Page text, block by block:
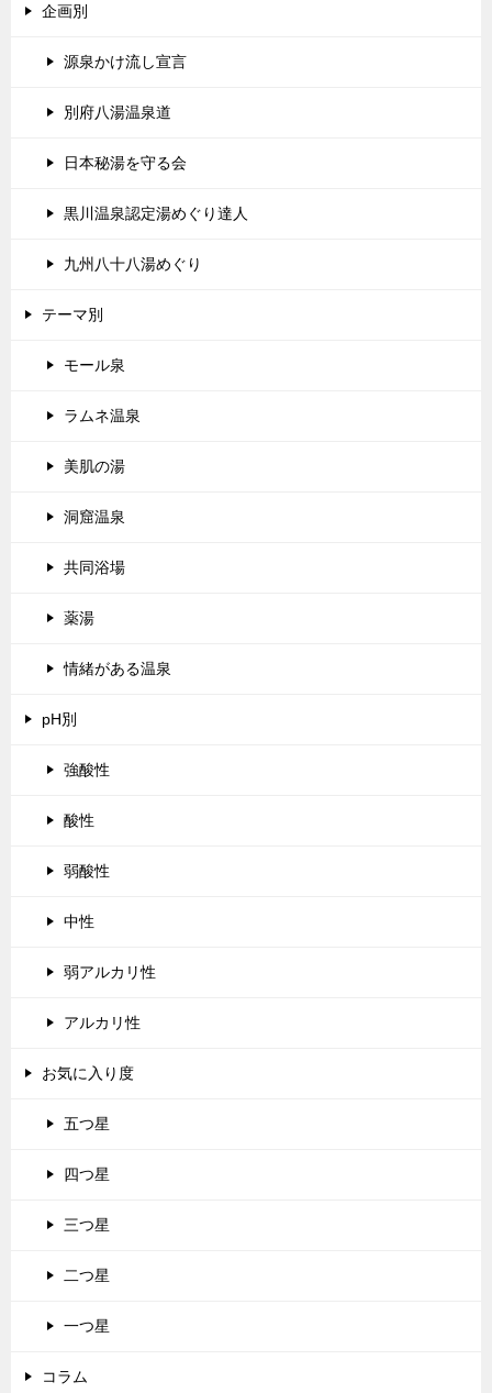
企画別
源泉かけ流し宣言
別府八湯温泉道
日本秘湯を守る会
黒川温泉認定湯めぐり達人
九州八十八湯めぐり
テーマ別
モール泉
ラムネ温泉
美肌の湯
洞窟温泉
共同浴場
薬湯
情緒がある温泉
pH別
強酸性
酸性
弱酸性
中性
弱アルカリ性
アルカリ性
お気に入り度
五つ星
四つ星
三つ星
二つ星
一つ星
コラム